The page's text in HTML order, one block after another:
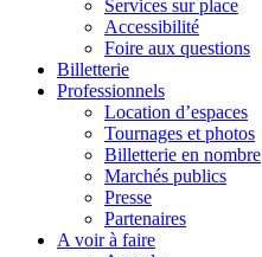
Services sur place
Accessibilité
Foire aux questions
Billetterie
Professionnels
Location d’espaces
Tournages et photos
Billetterie en nombre
Marchés publics
Presse
Partenaires
A voir à faire